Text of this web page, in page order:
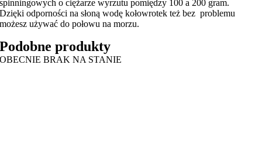
spinningowych o ciężarze wyrzutu pomiędzy 100 a 200 gram.
Dzięki odporności na słoną wodę kołowrotek też bez problemu
możesz używać do połowu na morzu.
Podobne produkty
OBECNIE BRAK NA STANIE